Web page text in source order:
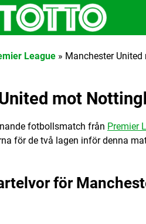
League » Manchester
mot
fotbollsmatch från Premier
för de två lagen inför denna
för